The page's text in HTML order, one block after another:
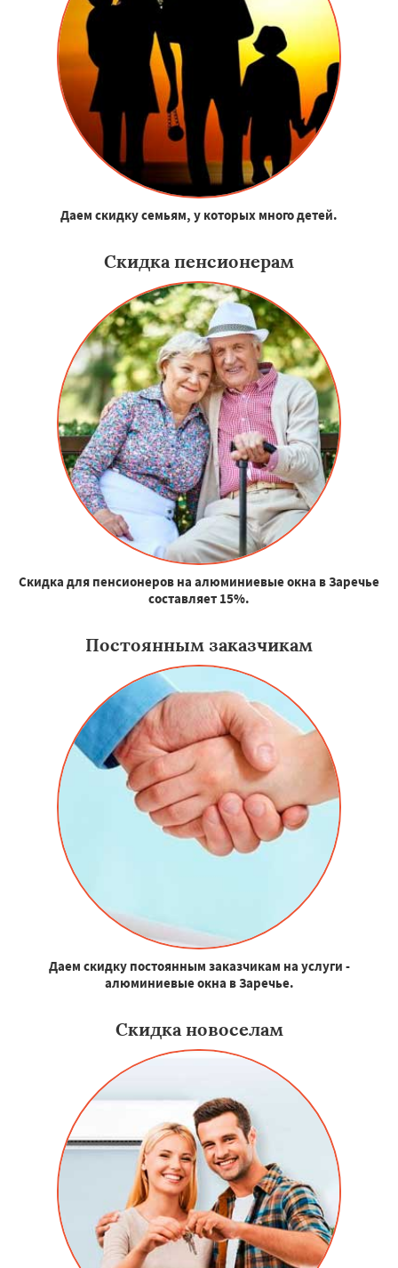
Даем скидку семьям, у которых много детей.
Скидка пенсионерам
Скидка для пенсионеров на алюминиевые окна в Заречье
составляет 15%.
Постоянным заказчикам
Даем скидку постоянным заказчикам на услуги -
алюминиевые окна в Заречье.
Скидка новоселам